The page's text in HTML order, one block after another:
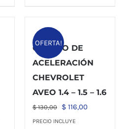
OFERTA!
CUERPO DE
ACELERACIÓN
CHEVROLET
AVEO 1.4 – 1.5 – 1.6
$130,00
El
precio
$ 116,00El
PRECIO INCLUYE